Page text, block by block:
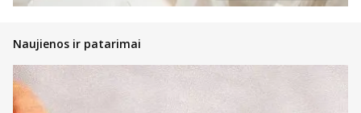
Naujienos ir patarimai